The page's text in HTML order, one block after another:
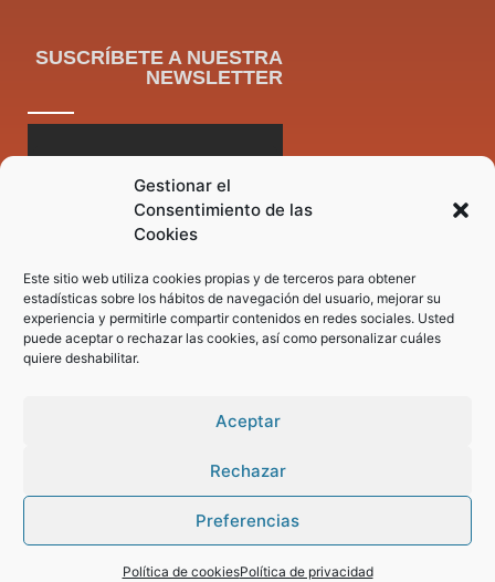
Gestionar el
Consentimiento de las
Cookies
Este sitio web utiliza cookies propias y de terceros para obtener
estadísticas sobre los hábitos de navegación del usuario, mejorar su
experiencia y permitirle compartir contenidos en redes sociales. Usted
puede aceptar o rechazar las cookies, así como personalizar cuáles
quiere deshabilitar.
Aceptar
Rechazar
Preferencias
Política de cookiesPolítica de privacidad
SUSCRÍBETE A NUESTRA
NEWSLETTER